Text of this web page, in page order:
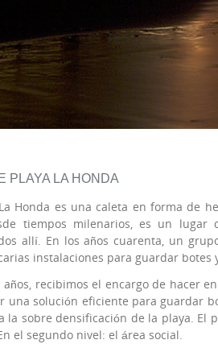
PLAYA LA HONDA
Honda es una caleta en forma de
tiempos milenarios, es un lugar
allí. En los años cuarenta, un
instalaciones para guardar botes
años, recibimos el encargo de hacer
una solución eficiente para guardar
la sobre densificación de la playa.
el segundo nivel: el área social.